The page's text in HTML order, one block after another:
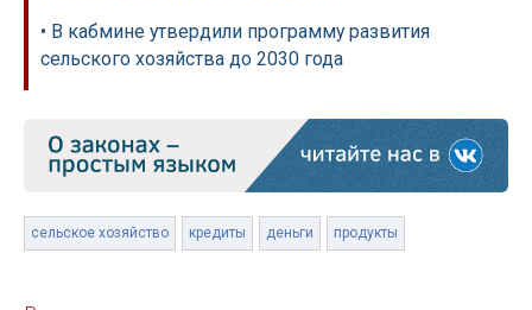
• В кабмине утвердили программу развития
сельского хозяйства до 2030 года
сельское хозяйство кредиты деньги продукты